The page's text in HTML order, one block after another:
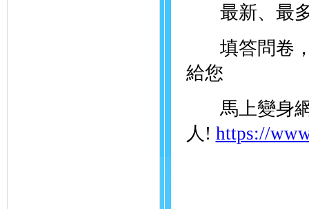
最新、最多
填答問卷，
給您
馬上變身
人! https://